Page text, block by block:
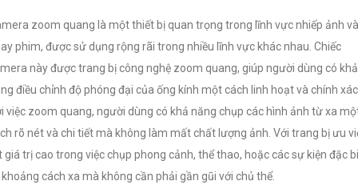
zoom quang là một thiết bị quan trọng trong lĩnh vực nhiếp ảnh và
phim, được sử dụng rộng rãi trong nhiều lĩnh vực khác nhau. Chiếc
này được trang bị công nghệ zoom quang, giúp người dùng có khả
điều chỉnh độ phóng đại của ống kính một cách linh hoạt và chính
việc zoom quang, người dùng có khả năng chụp các hình ảnh từ xa
rõ nét và chi tiết mà không làm mất chất lượng ảnh. Với trang bị ưu
giá trị cao trong việc chụp phong cảnh, thể thao, hoặc các sự kiện đặc
cách xa mà không cần phải gần gũi với chủ thể.